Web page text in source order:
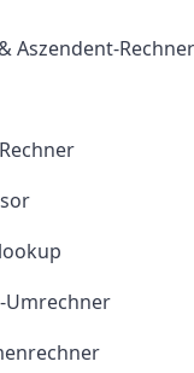
Aszendent-
Umrechner